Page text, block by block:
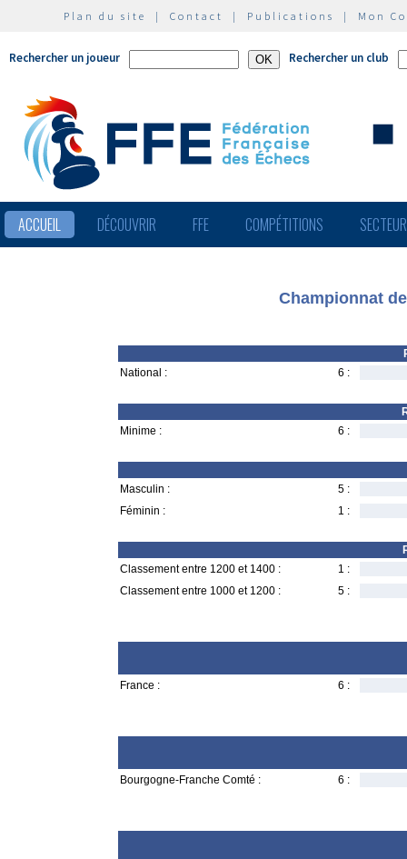
Plan du site | Contact | Publications | Mon
Rechercher un joueur Rechercher un club
ACCUEIL DÉCOUVRIR FFE COMPÉTITIONS
Championnat
National :
6 :
Minime :
6 :
Masculin :
5 :
Féminin :
1 :
Classement entre 1200 et 1400 :
1 :
Classement entre 1000 et 1200 :
5 :
France : 6 :
Bourgogne-Franche Comté : 6 :